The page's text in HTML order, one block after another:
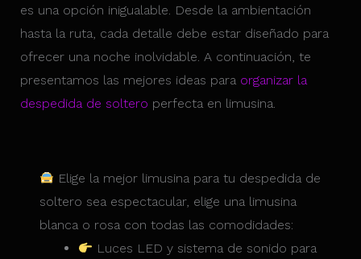
es una opción inigualable. Desde la ambientación
hasta la ruta, cada detalle debe estar diseñado para
ofrecer una noche inolvidable. A continuación, te
presentamos las mejores ideas para organizar la
despedida de soltero perfecta en limusina.
Elige la mejor limusina para tu despedida de
soltero sea espectacular, elige una limusina
blanca o rosa con todas las comodidades:
Luces LED y sistema de sonido para